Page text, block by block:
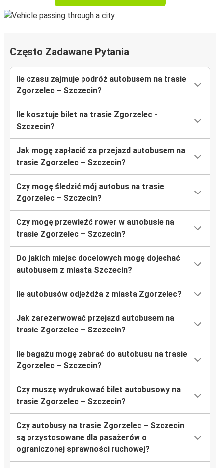
Często Zadawane Pytania
Ile czasu zajmuje podróż autobusem na trasie
Zgorzelec – Szczecin?
Ile kosztuje bilet na trasie Zgorzelec -
Szczecin?
Jak mogę zapłacić za przejazd autobusem na
trasie Zgorzelec – Szczecin?
Czy mogę śledzić mój autobus na trasie
Zgorzelec – Szczecin?
Czy mogę przewieźć rower w autobusie na
trasie Zgorzelec – Szczecin?
Do jakich miejsc docelowych mogę dojechać
autobusem z miasta Szczecin?
Ile autobusów odjeżdża z miasta Zgorzelec?
Jak zarezerwować przejazd autobusem na
trasie Zgorzelec – Szczecin?
Ile bagażu mogę zabrać do autobusu na trasie
Zgorzelec – Szczecin?
Czy muszę wydrukować bilet autobusowy na
trasie Zgorzelec – Szczecin?
Czy autobusy na trasie Zgorzelec – Szczecin
są przystosowane dla pasażerów o
ograniczonej sprawności ruchowej?